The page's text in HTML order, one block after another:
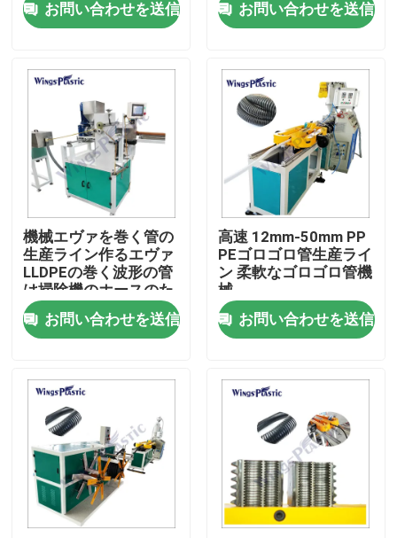
家
プロダクト
私達について
工場旅行
品質管理
私達に連絡しなさい
プラスチック管の放出ライン
プラスチック管の押出機機械
HDPEの管の押出機機械
お問い合わせを送信
お問い合わせを送信
機械エヴァを巻く管の
生産ライン作るエヴァ
LLDPEの巻く波形の管
は掃除機のホースのた
めの螺線形になる
お問い合わせを送信
高速 12mm-50mm PP
PEゴロゴロ管生産ライ
ン 柔軟なゴロゴロ管機
械
お問い合わせを送信